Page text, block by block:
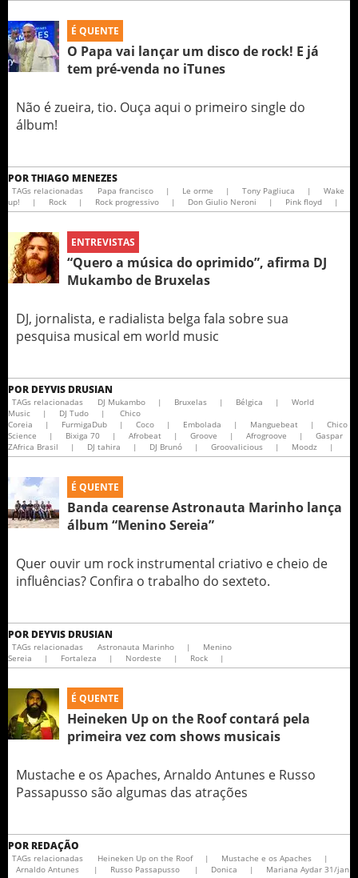
É QUENTE
O Papa vai lançar um disco de rock! E já
tem pré-venda no iTunes
Não é zueira, tio. Ouça aqui o primeiro single do
álbum!
PORTHIAGO MENEZES
TAGs relacionadas Papa francisco | Le orme | Tony Pagliuca |
Wake
up!
| Rock | Rock progressivo | Don Giulio Neroni | Pink floyd |
ENTREVISTAS
“Quero a música do oprimido”, afirma DJ
Mukambo de Bruxelas
DJ, jornalista, e radialista belga fala sobre sua
pesquisa musical em world music
POR DEYVIS DRUSIAN
TAGs relacionadas DJ Mukambo | Bruxelas | Bélgica |
World
Music
| DJ Tudo |
Chico
Coreia
| FurmigaDub | Coco | Embolada | Manguebeat |
Chico
Science
| Bixiga 70 | Afrobeat | Groove | Afrogroove |
Gaspar
ZAfrica Brasil
| DJ tahira | DJ Brunó | Groovalicious | Moodz |
É QUENTE
Banda cearense Astronauta Marinho lança
álbum “Menino Sereia”
Quer ouvir um rock instrumental criativo e cheio de
influências? Confira o trabalho do sexteto.
POR DEYVIS DRUSIAN
TAGs relacionadas Astronauta Marinho |
Menino
Sereia
| Fortaleza | Nordeste | Rock |
É QUENTE
Heineken Up on the Roof contará pela
primeira vez com shows musicais
Mustache e os Apaches, Arnaldo Antunes e Russo
Passapusso são algumas das atrações
POR REDAÇÃO
TAGs relacionadas Heineken Up on the Roof | Mustache e os Apaches
|
Arnaldo Antunes
| Russo Passapusso | Donica |
Mariana Aydar 31/jan